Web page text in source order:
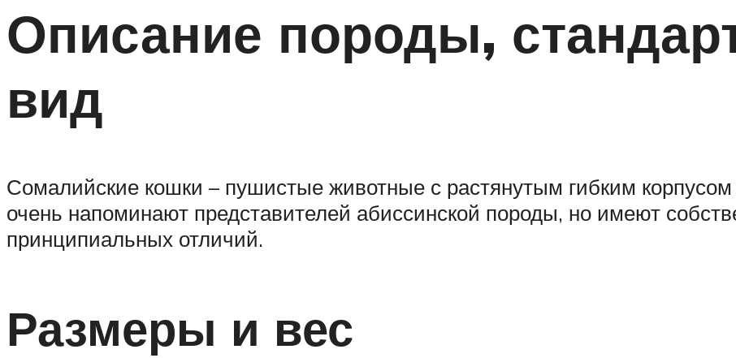
Описание породы,
вид
Сомалийские кошки – пушистые животные с растянутым гибким
очень напоминают представителей абиссинской породы, но имеют
принципиальных отличий.
Размеры и вес